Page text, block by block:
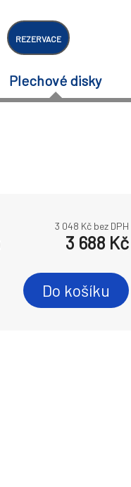
REZERVACE
Plechové disky
3 048 Kč bez DPH
3 688 Kč
Do košíku